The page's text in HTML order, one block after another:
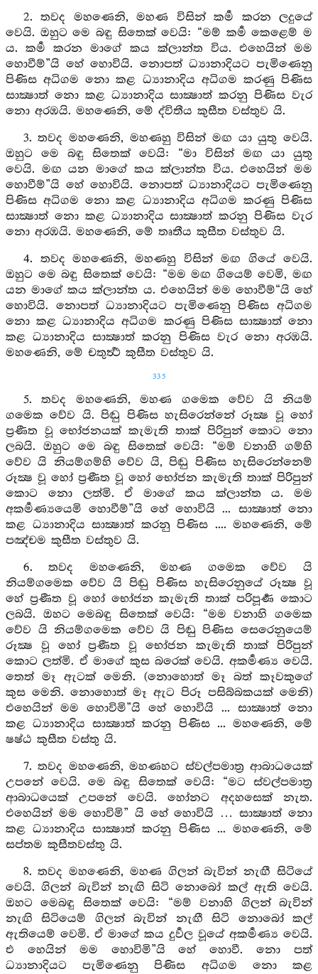
2. තවද මහණෙනි, මහණ විසින් කර්‍ම කරන ලදුයේ
වෙයි. ඔහුට මෙ බඳු සිතෙක් වෙයි: “මම් කර්‍ම කෙළෙම් ම
ය. කර්‍ම කරන මාගේ කය ක්ලාන්ත විය. එහෙයින් මම
හොවීම්”යි හේ හොවියි. නොපත් ධ්‍යානාදියට පැමිණෙනු
පිණිස අධිගම නො කළ ධ්‍යානාදිය අධිගම කරණු පිණිස
සාක්‍ෂාත් නො කළ ධ්‍යානාදිය සාක්‍ෂාත් කරනු පිණිස වැර
නො අරඹයි. මහණෙනි, මේ ද්විතීය කුසීත වස්තුව යි.
3. තවද මහණෙනි, මහණහු විසින් මඟ යා යුතු වෙයි.
ඔහුට මෙ බඳු සිතෙක් වෙයි: “මා විසින් මඟ යා යුතු
වෙයි. මඟ යන මාගේ කය ක්ලාන්ත විය. එහෙයින් මම
හොවීම්”යි හේ හොවියි. නොපත් ධ්‍යානාදියට පැමිණෙනු
පිණිස අධිගම නො කළ ධ්‍යානාදිය අධිගම කරණු පිණිස
සාක්‍ෂාත් නො කළ ධ්‍යානාදිය සාක්‍ෂාත් කරනු පිණිස වැර
නො අරඹයි. මහණෙනි, මේ තෘතීය කුසීත වස්තුව යි.
4. තවද මහණෙනි, මහණහු විසින් මඟ ගියේ වෙයි.
ඔහුට මෙ බඳු සිතෙක් වෙයි: “මම මඟ ගියෙම් වෙමි, මඟ
යන මාගේ කය ක්ලාන්ත ය. එහෙයින් මම හොවීම්“යි හේ
හොවියි. නොපත් ධ්‍යානාදියට පැමිණෙනු පිණිස අධිගම
නො කළ ධ්‍යානාදිය අධිගම කරණු පිණිස සාක්‍ෂාත් නො
කළ ධ්‍යානාදිය සාක්‍ෂාත් කරනු පිණිස වැර නො අරඹයි.
මහණෙනි, මේ චතුර්‍ත්‍ථ කුසීත වස්තුව යි.
335
5. තවද මහණෙනි, මහණ ගමෙක වේව යි නියම්
ගමෙක වේව යි. පිඬු පිණිස හැසිරෙන්නේ රූක්‍ෂ වූ හෝ
ප්‍රණීත වූ භෝජනයක් කැමැති තාක් පිරිපුන් කොට නො
ලබයි. ඔහුට මෙ බඳු සිතෙක් වෙයි: “මම් වනාහි ගම්හි
වේව යි නියම්ගම්හි වේව යි, පිඬු පිණිස හැසිරෙන්නෙම්
රූක්‍ෂ වූ හෝ ප්‍රණීත වූ හෝ භෝජන කැමැති තාක් පිරිපුන්
කොට නො ලත්මි. ඒ මාගේ කය ක්ලාන්ත ය. මම
අකර්‍මණ්‍යයෙමි හොවීම්”යි හේ හොවියි ... සාක්‍ෂාත් නො
කළ ධ්‍යානාදිය සාක්‍ෂාත් කරනු පිණිස .... මහණෙනි, මේ
පඤ්චම කුසීත වස්තුව යි.
6. තවද මහණෙනි, මහණ ගමෙක වේව යි
නියම්ගමෙක වේව යි පිඬු පිණිස හැසිරෙනුයේ රූක්‍ෂ වූ
හේ ප්‍රණීත වූ හෝ භෝජන කැමැති තාක් පරිපූර්‍ණ කොට
ලබයි. ඔහට මෙබඳු සිතෙක් වෙයි: “මම වනාහි ගමෙක
වේව යි නියම්ගමෙක වේව යි පිඬු පිණිස සෙරෙනුයෙම්
රූක්‍ෂ වූ හෝ ප්‍රණීත වූ භෝජන කැමැති තාක් පිරිපුන්
කොට ලත්මි. ඒ මාගේ කුස බරෙක් වෙයි. අකර්‍මණ්‍ය වෙයි.
තෙත් මෑ ඇටක් මෙනි. (නොහොත් මෑ බත් කෑවකුගේ
කුස මෙනි. නොහොත් මෑ ඇට පිරූ පසිබ්බකයක් මෙනි)
එහෙයින් මම හොවිමි”යි හේ හොවියි ... සාක්‍ෂාත් නො
කළ ධ්‍යානාදිය සාක්‍ෂාත් කරනු පිණිස ... මහණෙනි, මේ
ෂෂ්ඨ කුසීත වස්තු යි.
7. තවද මහණෙනි, මහණහට ස්වල්පමාත්‍ර ආබාධයෙක්
උපනේ වෙයි. මෙ බඳු සිතෙක් වෙයි: “මට ස්වල්පමාත්‍ර
ආබාධයෙක් උපනේ වෙයි. හෝනට අදහසෙක් නැත.
එහෙයින් මම හොවිමි” යි හේ හොවියි … සාක්‍ෂාත් නො
කළ ධ්‍යානාදිය සාක්‍ෂාත් කරනු පිණිස ... මහණෙනි, මේ
සප්තම කුසීතවස්තු යි.
8. තවද මහණෙනි, මහණ ගිලන් බැවින් නැඟී සිටියේ
වෙයි. ගිලන් බැවින් නැඟි සිටි නොබෝ කල් ඇති වෙයි.
ඔහට මෙබඳු සිතෙක් වෙයි: “මම් වනාහි ගිලන් බැවින්
නැඟි සිටියෙම් ගිලන් බැවින් නැඟී සිටි නොබෝ කල්
ඇතියෙම් වෙමි. ඒ මාගේ කය දුර්‍වල වූයේ අකර්‍මණ්‍ය වෙයි.
එ හෙයින් මම හොවිමි”යි හේ හොවී. නො පත්
ධ්‍යානාදියට පැමිණෙනු පිණිස අධිගම නො කළ